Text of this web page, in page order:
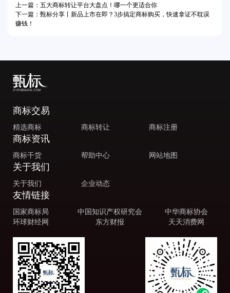
上一篇：五大商标转让平台大盘点！哪一个更适合你
下一篇：甄标分享丨新品上市在即？3步搞定商标购买，快速拿证不耽误
赚钱！
商标交易
精选商标 商标转让 商标注册
商标资讯
商标干货 帮助中心 网站地图
关于我们
关于我们 企业动态
友情链接
国家商标局 中国知识产权研究会
中华商标协会
环球财经网
东方财报 天天消费网